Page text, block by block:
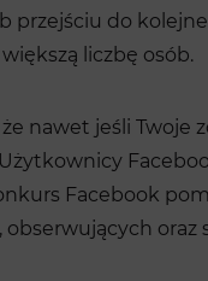
przejściu do
liczbę osób.
nawet jeśli
Facebook
oraz